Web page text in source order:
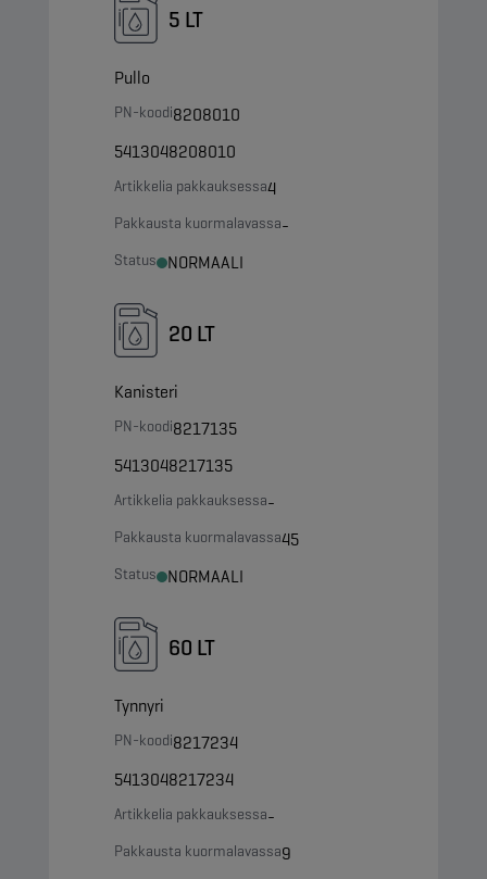
5 LT
Pullo
PN-koodi8208010
5413048208010
Artikkelia pakkauksessa4
Pakkausta kuormalavassa-
Status NORMAALI
20 LT
Kanisteri
PN-koodi8217135
5413048217135
Artikkelia pakkauksessa-
Pakkausta kuormalavassa45
Status NORMAALI
60 LT
Tynnyri
PN-koodi8217234
5413048217234
Artikkelia pakkauksessa-
Pakkausta kuormalavassa9